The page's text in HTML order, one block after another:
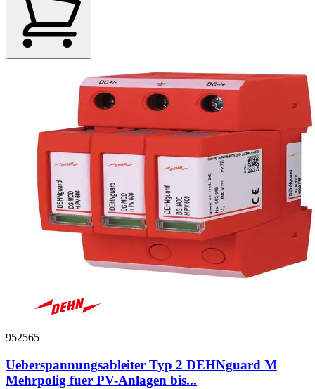
952565
Ueberspannungsableiter Typ 2 DEHNguard M
Mehrpolig fuer PV-Anlagen bis...